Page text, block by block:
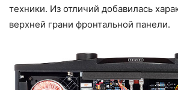
техники. Из отличий добавилась
верхней грани фронтальной панели.